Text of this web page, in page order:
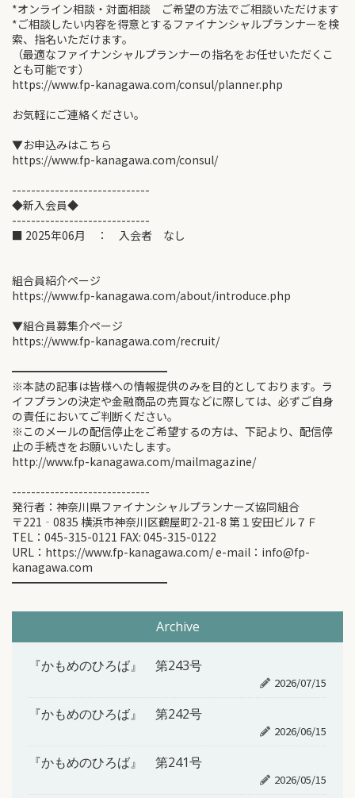
*オンライン相談・対面相談 ご希望の方法でご相談いただけます
*ご相談したい内容を得意とするファイナンシャルプランナーを検
索、指名いただけます。
（最適なファイナンシャルプランナーの指名をお任せいただくこ
とも可能です）
https://www.fp-kanagawa.com/consul/planner.php
お気軽にご連絡ください。
▼お申込みはこちら
https://www.fp-kanagawa.com/consul/
-----------------------------
◆新入会員◆
-----------------------------
■ 2025年06月 ： 入会者 なし
組合員紹介ページ
https://www.fp-kanagawa.com/about/introduce.php
▼組合員募集介ページ
https://www.fp-kanagawa.com/recruit/
━━━━━━━━━━━━━━
※本誌の記事は皆様への情報提供のみを目的としております。ラ
イフプランの決定や金融商品の売買などに際しては、必ずご自身
の責任においてご判断ください。
※このメールの配信停止をご希望するの方は、下記より、配信停
止の手続きをお願いいたします。
http://www.fp-kanagawa.com/mailmagazine/
-----------------------------
発行者：神奈川県ファイナンシャルプランナーズ協同組合
〒221‐0835 横浜市神奈川区鶴屋町2-21-8 第１安田ビル７Ｆ
TEL：045-315-0121 FAX: 045-315-0122
URL：https://www.fp-kanagawa.com/ e-mail：info@fp-
kanagawa.com
━━━━━━━━━━━━━━
Archive
『かもめのひろば』 第243号
2026/07/15
『かもめのひろば』 第242号
2026/06/15
『かもめのひろば』 第241号
2026/05/15